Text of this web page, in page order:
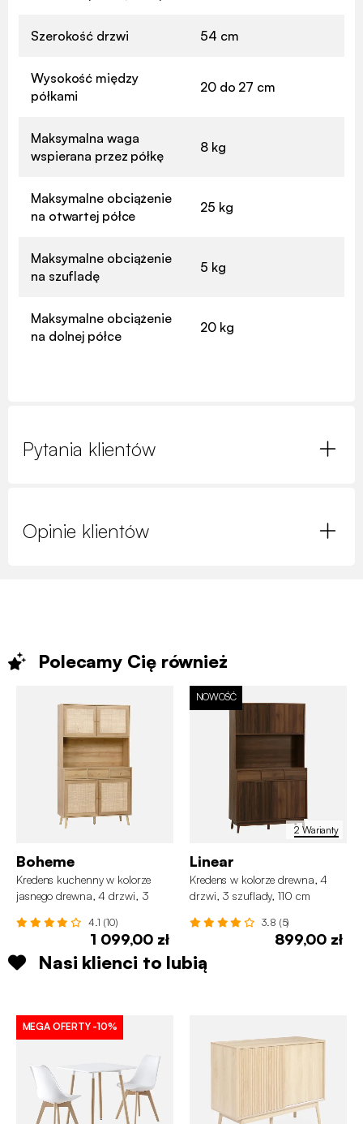
Szerokość drzwi 54 cm
Wysokość między
półkami
20 do 27 cm
Maksymalna waga
wspierana przez półkę
8 kg
Maksymalne obciążenie
na otwartej półce
25 kg
Maksymalne obciążenie
na szufladę
5 kg
Maksymalne obciążenie
na dolnej półce
20 kg
Pytania klientów
Opinie klientów
Polecamy Cię również
Boheme
Kredens kuchenny w kolorze
jasnego drewna, 4 drzwi, 3
4.1 (10)
1 099,00 zł
2 Warianty
NOWOŚĆ
Linear
Kredens w kolorze drewna, 4
drzwi, 3 szuflady, 110 cm
3.8 (5)
899,00 zł
Nasi klienci to lubią
MEGA OFERTY -10%